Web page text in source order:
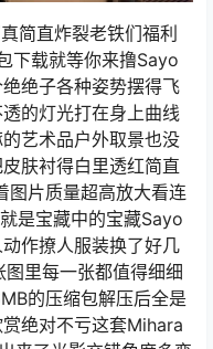
简直炸裂老铁们福利
下载就等你来撸Sayo
绝子各种姿势摆得飞
的灯光打在身上曲线
艺术品户外取景也没
肤衬得白里透红简直
图片质量超高放大看连
是宝藏中的宝藏Sayo
作撩人服装换了好几
里每一张都值得细细
的压缩包解压后全是
绝对不亏这套Mihara